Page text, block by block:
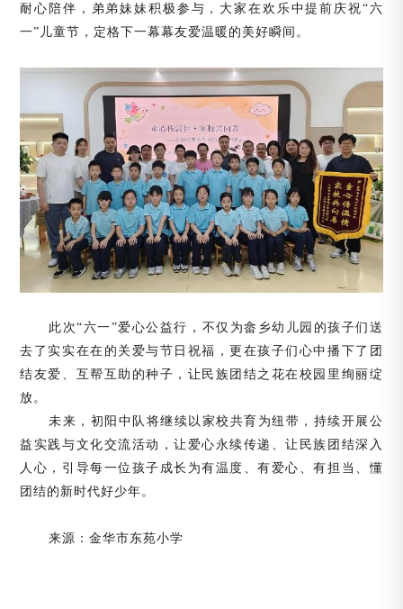
耐心陪伴，弟弟妹妹积极参与，大家在欢乐中提前庆祝“六
一”儿童节，定格下一幕幕友爱温暖的美好瞬间。
此次“六一”爱心公益行，不仅为畲乡幼儿园的孩子们送
去了实实在在的关爱与节日祝福，更在孩子们心中播下了团
结友爱、互帮互助的种子，让民族团结之花在校园里绚丽绽
放。
未来，初阳中队将继续以家校共育为纽带，持续开展公
益实践与文化交流活动，让爱心永续传递、让民族团结深入
人心，引导每一位孩子成长为有温度、有爱心、有担当、懂
团结的新时代好少年。
来源：金华市东苑小学